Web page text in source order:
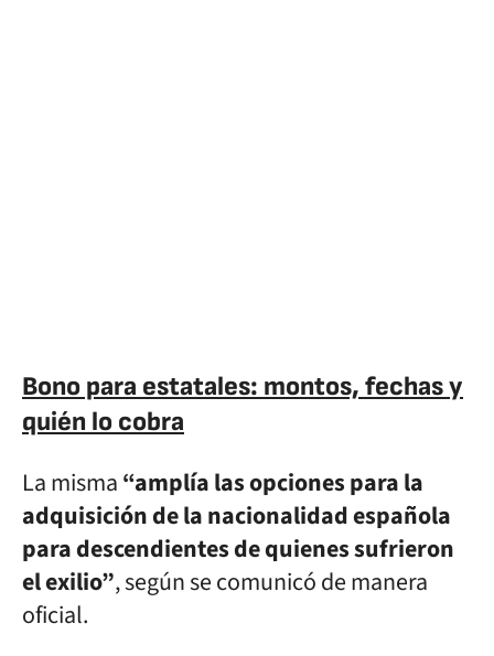
Bono para estatales: montos, fechas y
quién lo cobra
La misma“amplía las opciones para la
adquisición de la nacionalidad española
para descendientes de quienes sufrieron
el exilio”, según se comunicó de manera
oficial.